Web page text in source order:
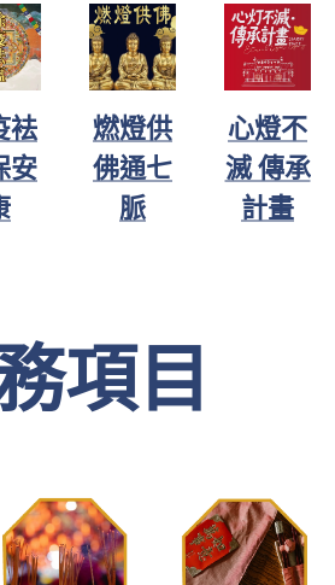
袪
安
燃燈供
佛通七
脈
心燈不
滅 傳承
計畫
項目